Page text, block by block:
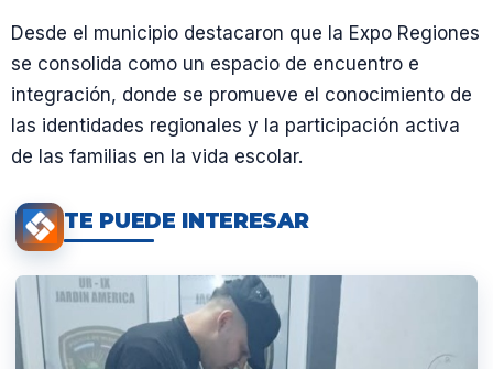
Desde el municipio destacaron que la Expo Regiones
se consolida como un espacio de encuentro e
integración, donde se promueve el conocimiento de
las identidades regionales y la participación activa
de las familias en la vida escolar.
TE PUEDE INTERESAR